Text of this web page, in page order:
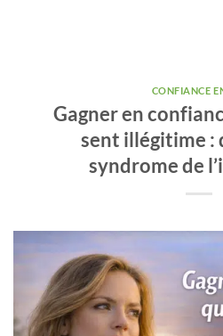
CONFIANCE
Gagner en
sent illégitime :
syndrome de